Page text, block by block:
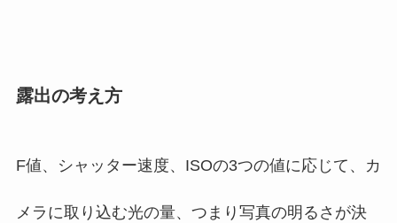
露出の考え方
F値、シャッター速度、ISOの3つの値に応じて、カ
メラに取り込む光の量、つまり写真の明るさが決